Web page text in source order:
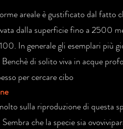
areale è gustificato dal fatto
dalla superficie fino a 2500
In generale gli esemplari più
di solito viva in acque
per cercare cibo
sulla riproduzione di questa
che la specie sia